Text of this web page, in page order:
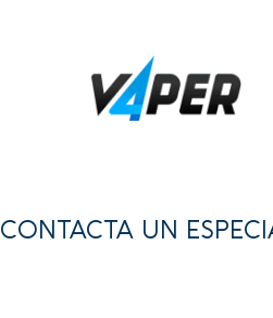
CONTACTA UN